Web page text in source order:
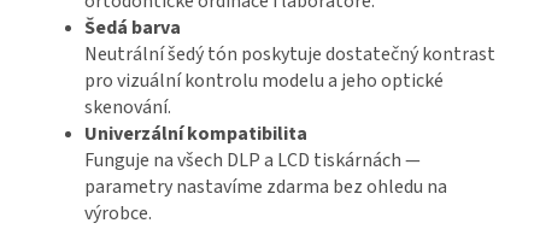
Šedá barva
Neutrální šedý tón poskytuje dostatečný kontrast
pro vizuální kontrolu modelu a jeho optické
skenování.
Univerzální kompatibilita
Funguje na všech DLP a LCD tiskárnách —
parametry nastavíme zdarma bez ohledu na
výrobce.